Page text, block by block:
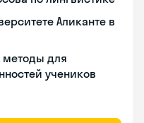
Аликанте в
методы для
учеников